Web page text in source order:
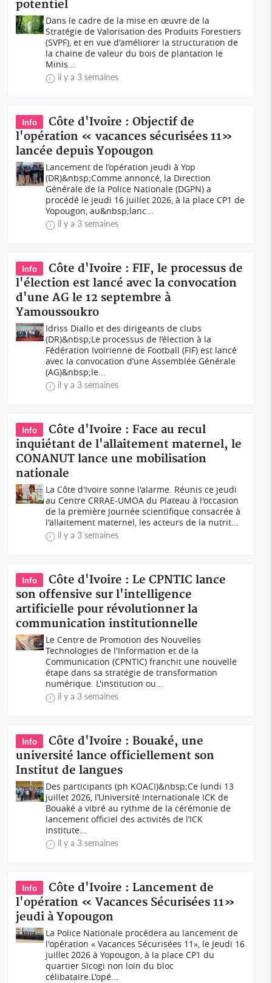
potentiel
Dans le cadre de la mise en œuvre de la
Stratégie de Valorisation des Produits Forestiers
(SVPF), et en vue d'améliorer la structuration de
la chaine de valeur du bois de plantation le
Minis...
il y a 3 semaines
Info
Côte d'Ivoire : Objectif de
l'opération « vacances sécurisées 11»
lancée depuis Yopougon
Lancement de l’opération jeudi à Yop
(DR)&nbsp;Comme annoncé, la Direction
Générale de la Police Nationale (DGPN) a
procédé le jeudi 16 juillet 2026, à la place CP1 de
Yopougon, au&nbsp;lanc...
il y a 3 semaines
Info
Côte d'Ivoire : FIF, le processus de
l'élection est lancé avec la convocation
d'une AG le 12 septembre à
Yamoussoukro
Idriss Diallo et des dirigeants de clubs
(DR)&nbsp;Le processus de l’élection à la
Fédération Ivoirienne de Football (FIF) est lancé
avec la convocation d’une Assemblée Générale
(AG)&nbsp;le...
il y a 3 semaines
Info
Côte d'Ivoire : Face au recul
inquiétant de l'allaitement maternel, le
CONANUT lance une mobilisation
nationale
La Côte d'Ivoire sonne l'alarme. Réunis ce jeudi
au Centre CRRAE-UMOA du Plateau à l'occasion
de la première Journée scientifique consacrée à
l'allaitement maternel, les acteurs de la nutrit...
il y a 3 semaines
Info
Côte d'Ivoire : Le CPNTIC lance
son offensive sur l'intelligence
artificielle pour révolutionner la
communication institutionnelle
Le Centre de Promotion des Nouvelles
Technologies de l'Information et de la
Communication (CPNTIC) franchit une nouvelle
étape dans sa stratégie de transformation
numérique. L'institution ou...
il y a 3 semaines
Info
Côte d'Ivoire : Bouaké, une
université lance officiellement son
Institut de langues
Des participants (ph KOACI)&nbsp;Ce lundi 13
juillet 2026, l’Université Internationale ICK de
Bouaké a vibré au rythme de la cérémonie de
lancement officiel des activités de l’ICK
Institute...
il y a 3 semaines
Info
Côte d'Ivoire : Lancement de
l'opération « Vacances Sécurisées 11»
jeudi à Yopougon
La Police Nationale procédera au lancement de
l'opération « Vacances Sécurisées 11», le Jeudi 16
juillet 2026 à Yopougon, à la place CP1 du
quartier Sicogi non loin du bloc
célibataire.L'opé...